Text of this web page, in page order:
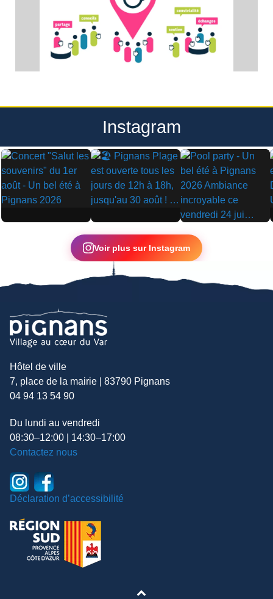
Instagram
▶ ▶
▶
Voir plus sur Instagram
Hôtel de ville
7, place de la mairie | 83790 Pignans
04 94 13 54 90
Du lundi au vendredi
08:30–12:00 | 14:30–17:00
Contactez nous
Déclaration d’accessibilité